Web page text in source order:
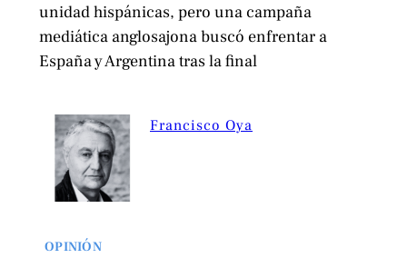
unidad hispánicas, pero una campaña
mediática anglosajona buscó enfrentar a
España y Argentina tras la final
Francisco Oya
OPINIÓN